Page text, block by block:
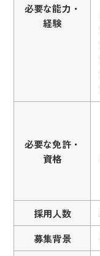
必要な能力・
経験
必要な免許・
資格
採用人数
募集背景